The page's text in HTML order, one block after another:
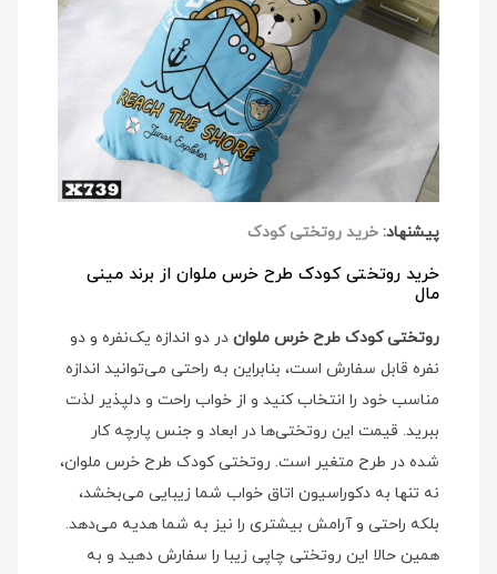
پیشنهاد: خرید روتختی کودک
خرید روتختی کودک طرح خرس ملوان از برند مینی
مال
روتختی کودک طرح خرس ملوان در دو اندازه یک‌نفره و دو
نفره قابل سفارش است، بنابراین به راحتی می‌توانید اندازه
مناسب خود را انتخاب کنید و از خواب راحت و دلپذیر لذت
ببرید. قیمت این روتختی‌ها در ابعاد و جنس پارچه کار
شده در طرح متغیر است. روتختی کودک طرح خرس ملوان،
نه تنها به دکوراسیون اتاق خواب شما زیبایی می‌بخشد،
بلکه راحتی و آرامش بیشتری را نیز به شما هدیه می‌دهد.
همین حالا این روتختی چاپی زیبا را سفارش دهید و به